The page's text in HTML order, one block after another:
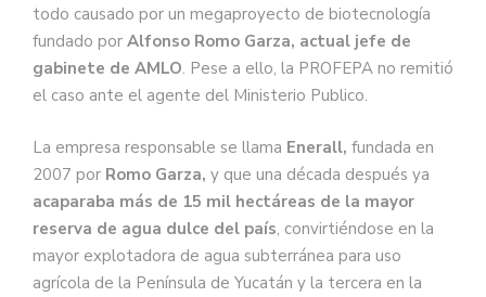
todo causado por un megaproyecto de biotecnología
fundado por Alfonso Romo Garza, actual jefe de
gabinete de AMLO. Pese a ello, la PROFEPA no remitió
el caso ante el agente del Ministerio Publico.
La empresa responsable se llama Enerall, fundada en
2007 por Romo Garza, y que una década después ya
acaparaba más de 15 mil hectáreas de la mayor
reserva de agua dulce del país, convirtiéndose en la
mayor explotadora de agua subterránea para uso
agrícola de la Península de Yucatán y la tercera en la